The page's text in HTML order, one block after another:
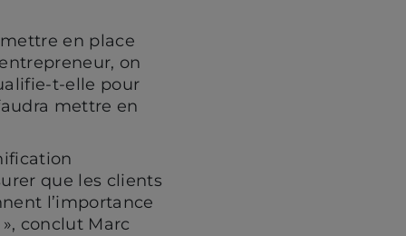
en place
on
t-elle pour
mettre en
que les clients
l’importance
conclut Marc